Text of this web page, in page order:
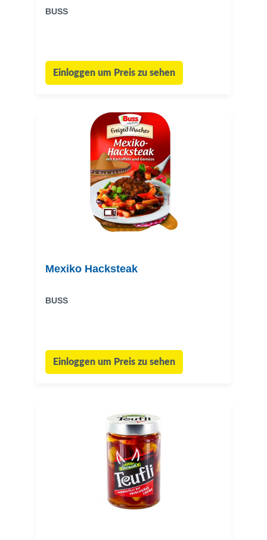
BUSS
Einloggen um Preis zu sehen
Mexiko Hacksteak
BUSS
Einloggen um Preis zu sehen